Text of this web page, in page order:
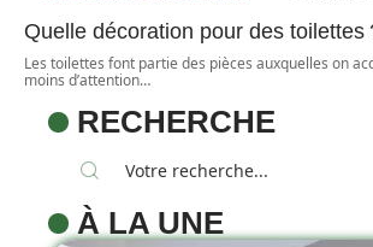
Quelle décoration pour des toilettes
Les toilettes font partie des pièces auxquelles on
moins d’attention…
RECHERCHE
À LA UNE